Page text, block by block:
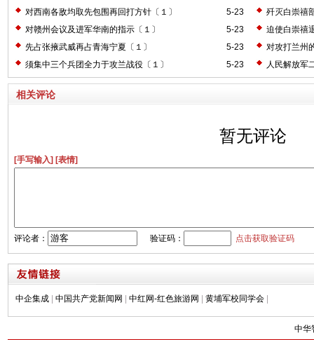
5-23
对西南各敌均取先包围再回打方针〔１〕
歼灭白崇禧
5-23
对赣州会议及进军华南的指示〔１〕
迫使白崇禧
5-23
先占张掖武威再占青海宁夏〔１〕
对攻打兰州
5-23
须集中三个兵团全力于攻兰战役〔１〕 人民解放军
相关评论
暂无评论
[手写输入] [表情]
评论者： 验证码： 点击获取验证码
中企集成 | 中国共产党新闻网 | 中红网-红色旅游网 | 黄埔军校同学会 |
中华